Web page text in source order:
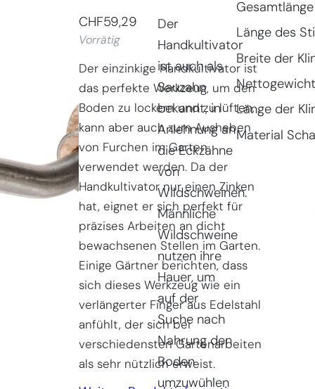
CHF59,29
Vorrätig
Der einzinkige Handkultivator ist
das perfekte Werkzeug, um den
Boden zu lockern und zu lüften,
kann aber auch zum Ausheben
von Furchen im Garten
verwendet werden. Da der
Handkultivator nur einen Zinken
hat, eignet er sich perfekt für
präzises Arbeiten an dicht
bewachsenen Stellen im Garten.
Einige Gärtner berichten, dass
sich dieses Werkzeug wie ein
verlängerter Finger aus Edelstahl
anfühlt, der sich bei
verschiedensten Gartenarbeiten
als sehr nützlich erweist.
Der
Handkultivator
ist auch als
Sauzahn
bekannt, in
Anlehnung an
die Eckzähne
von
Wildschweinen.
Männliche
Wildschweine
nutzen ihre
Hauer, um
auf der
Suche nach
Nahrung den
Boden
umzuwühlen
Gesamtlänge
Länge des
Breite der
Nettogewicht
Länge der
Material